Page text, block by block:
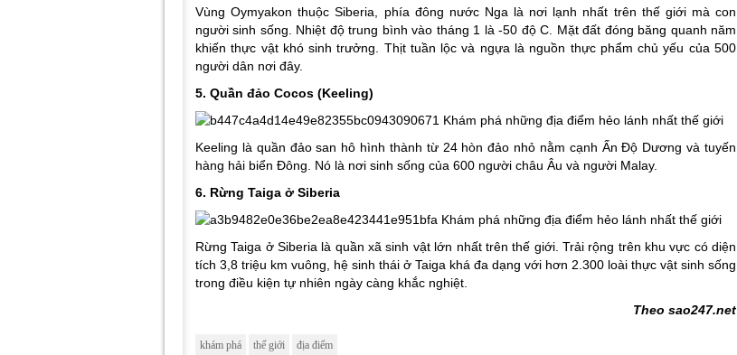
Vùng Oymyakon thuộc Siberia, phía đông nước Nga là nơi lạnh nhất trên thế giới mà con
người sinh sống. Nhiệt độ trung bình vào tháng 1 là -50 độ C. Mặt đất đóng băng quanh năm
khiến thực vật khó sinh trưởng. Thịt tuần lộc và ngựa là nguồn thực phẩm chủ yếu của 500
người dân nơi đây.
5. Quần đảo Cocos (Keeling)
Keeling là quần đảo san hô hình thành từ 24 hòn đảo nhỏ nằm cạnh Ấn Độ Dương và tuyến
hàng hải biển Đông. Nó là nơi sinh sống của 600 người châu Âu và người Malay.
6. Rừng Taiga ở Siberia
Rừng Taiga ở Siberia là quần xã sinh vật lớn nhất trên thế giới. Trải rộng trên khu vực có diện
tích 3,8 triệu km vuông, hệ sinh thái ở Taiga khá đa dạng với hơn 2.300 loài thực vật sinh sống
trong điều kiện tự nhiên ngày càng khắc nghiệt.
Theo sao247.net
khám phá thế giới địa điểm